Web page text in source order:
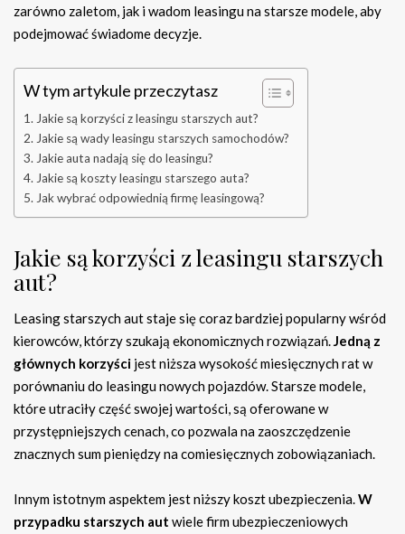
zarówno zaletom, jak i wadom leasingu na starsze modele, aby
podejmować świadome decyzje.
W tym artykule przeczytasz
Jakie są korzyści z leasingu starszych aut?
Jakie są wady leasingu starszych samochodów?
Jakie auta nadają się do leasingu?
Jakie są koszty leasingu starszego auta?
Jak wybrać odpowiednią firmę leasingową?
Jakie są korzyści z leasingu starszych
aut?
Leasing starszych aut staje się coraz bardziej popularny wśród
kierowców, którzy szukają ekonomicznych rozwiązań.Jedną z
głównych korzyści jest niższa wysokość miesięcznych rat w
porównaniu do leasingu nowych pojazdów. Starsze modele,
które utraciły część swojej wartości, są oferowane w
przystępniejszych cenach, co pozwala na zaoszczędzenie
znacznych sum pieniędzy na comiesięcznych zobowiązaniach.
Innym istotnym aspektem jest niższy koszt ubezpieczenia.W
przypadku starszych aut wiele firm ubezpieczeniowych